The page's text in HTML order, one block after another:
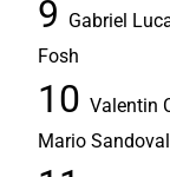
Gabriel
Fosh
Valentin
Mario Sandoval